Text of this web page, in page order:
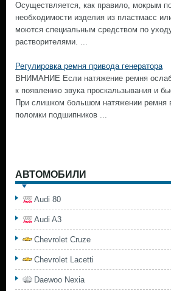
Осуществляется, как правило, мокрым
необходимости изделия из пластмасс
моются специальным средством по
растворителями. ...
Регулировка ремня привода генератора
ВНИМАНИЕ Если натяжение ремня
к появлению звука проскальзывания и
При слишком большом натяжении ремня
поломки подшипников ...
АВТОМОБИЛИ
Audi 80
Audi A3
Chevrolet Cruze
Chevrolet Lacetti
Daewoo Nexia